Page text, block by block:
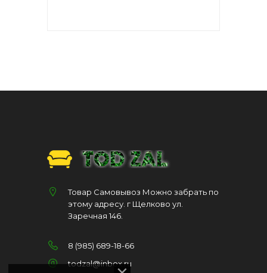
Товар Самовывоз Можно забрать по
этому адресу. г Щелково ул.
Заречная 146.
8 (985) 689-18-66
todzal@inbox.ru